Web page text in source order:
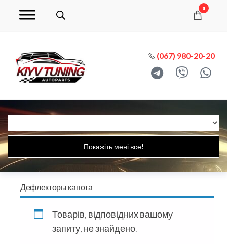
0
(067) 980-20-20
Покажіть мені все!
Дефлекторы капота
Товарів, відповідних вашому
запиту, не знайдено.